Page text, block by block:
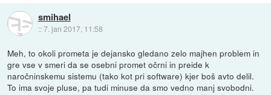
smihael
::7. jan 2017, 11:58
Meh, to okoli prometa je dejansko gledano zelo majhen problem in
gre vse v smeri da se osebni promet očrni in preide k
naročninskemu sistemu (tako kot pri software) kjer boš avto delil.
To ima svoje pluse, pa tudi minuse da smo vedno manj svobodni.